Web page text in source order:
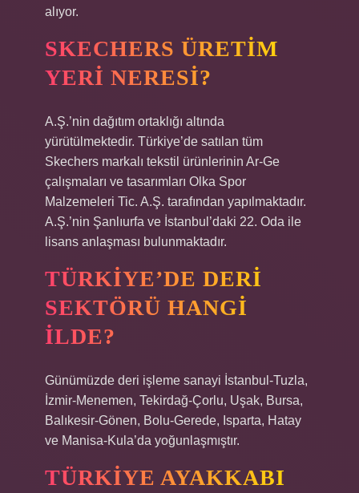
alıyor.
SKECHERS ÜRETIM
YERI NERESI?
A.Ş.’nin dağıtım ortaklığı altında
yürütülmektedir. Türkiye’de satılan tüm
Skechers markalı tekstil ürünlerinin Ar-Ge
çalışmaları ve tasarımları Olka Spor
Malzemeleri Tic. A.Ş. tarafından yapılmaktadır.
A.Ş.’nin Şanlıurfa ve İstanbul’daki 22. Oda ile
lisans anlaşması bulunmaktadır.
TÜRKIYE’DE DERI
SEKTÖRÜ HANGI
ILDE?
Günümüzde deri işleme sanayi İstanbul-Tuzla,
İzmir-Menemen, Tekirdağ-Çorlu, Uşak, Bursa,
Balıkesir-Gönen, Bolu-Gerede, Isparta, Hatay
ve Manisa-Kula’da yoğunlaşmıştır.
TÜRKIYE AYAKKABI